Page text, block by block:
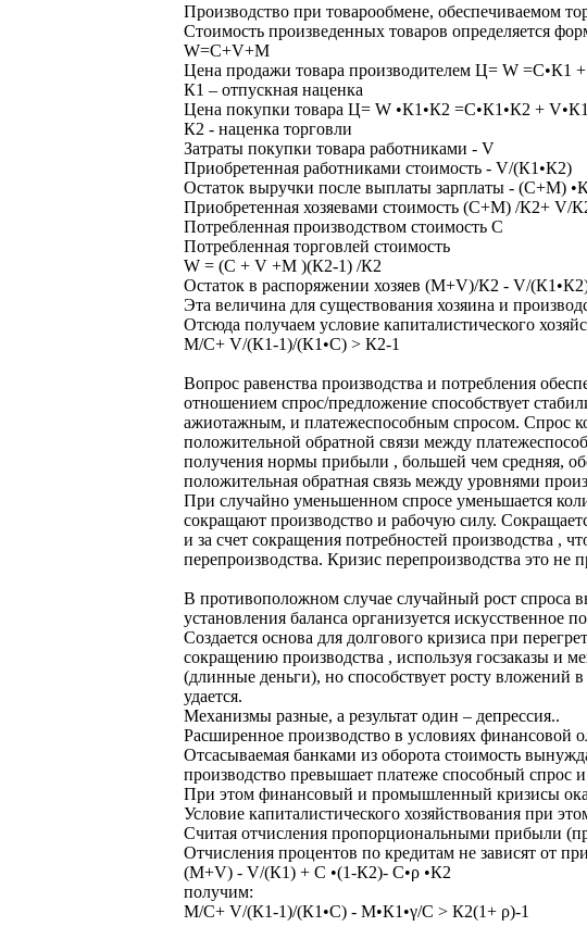
Производство при товарообмене, обеспечиваемом
Стоимость произведенных товаров определяется
W=C+V+M
Цена продажи товара производителем Ц= W =С•К1
К1 – отпускная наценка
Цена покупки товара Ц= W •К1•К2 =С•К1•К2 +
К2 - наценка торговли
Затраты покупки товара работниками - V
Приобретенная работниками стоимость - V/(К1•К2)
Остаток выручки после выплаты зарплаты - (С+М)
Приобретенная хозяевами стоимость (С+М) /К2+ V/
Потребленная производством стоимость С
Потребленная торговлей стоимость
W = (С + V +M )(К2-1) /К2
Остаток в распоряжении хозяев (М+V)/К2 - V/
Эта величина для существования хозяина и
Отсюда получаем условие капиталистического
М/С+ V/(К1-1)/(К1•С) ˃ К2-1
Вопрос равенства производства и потребления
отношением спрос/предложение способствует
ажиотажным, и платежеспособным спросом. Спрос
положительной обратной связи между
получения нормы прибыли , большей чем средняя,
положительная обратная связь между уровнями
При случайно уменьшенном спросе уменьшается
сокращают производство и рабочую силу.
и за счет сокращения потребностей производства ,
перепроизводства. Кризис перепроизводства это
В противоположном случае случайный рост спроса
установления баланса организуется искусственное
Создается основа для долгового кризиса при
сокращению производства , используя госзаказы и
(длинные деньги), но способствует росту вложений
удается.
Механизмы разные, а результат один – депрессия..
Расширенное производство в условиях финансовой
Отсасываемая банками из оборота стоимость
производство превышает платеже способный спрос
При этом финансовый и промышленный кризисы
Условие капиталистического хозяйствования при
Считая отчисления пропорциональными прибыли
Отчисления процентов по кредитам не зависят от
(М+V) - V/(К1) + С •(1-К2)- С•ρ •К2
получим:
М/С+ V/(К1-1)/(К1•С) - М•К1•γ/С ˃ К2(1+ ρ)-1